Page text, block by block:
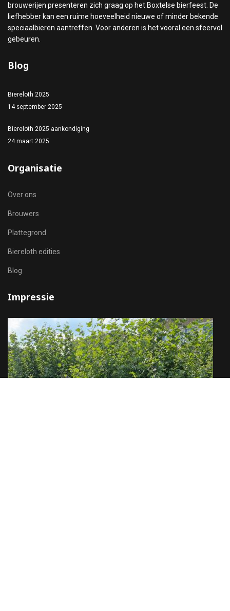
brouwerijen presenteren zich graag op het Boxtelse bierfeest. De
liefhebber kan een ruime hoeveelheid nieuwe of minder bekende
speciaalbieren aantreffen. Voor anderen is het vooral een sfeervol
gebeuren.
Blog
Biereloth 2025
14 september 2025
Biereloth 2025 aankondiging
24 maart 2025
Organisatie
Over ons
Brouwers
Plattegrond
Biereloth edities
Blog
Impressie